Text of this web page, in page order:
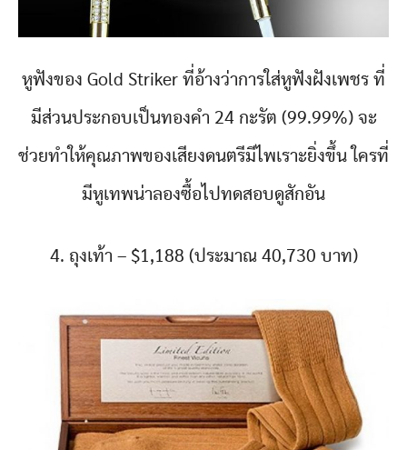
หูฟังของ Gold Striker ที่อ้างว่าการใส่หูฟังฝังเพชร ที่
มีส่วนประกอบเป็นทองคำ 24 กะรัต (99.99%) จะ
ช่วยทำให้คุณภาพของเสียงดนตรีมีไพเราะยิ่งขึ้น ใครที่
มีหูเทพน่าลองซื้อไปทดสอบดูสักอัน
4. ถุงเท้า – $1,188 (ประมาณ 40,730 บาท)